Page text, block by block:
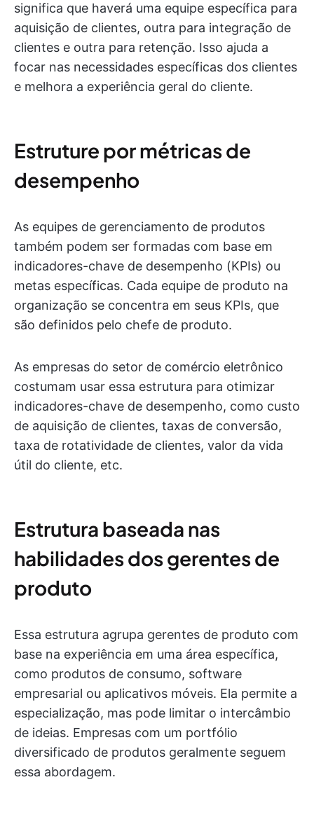
significa que haverá uma equipe específica para
aquisição de clientes, outra para integração de
clientes e outra para retenção. Isso ajuda a
focar nas necessidades específicas dos clientes
e melhora a experiência geral do cliente.
Estruture por métricas de
desempenho
As equipes de gerenciamento de produtos
também podem ser formadas com base em
indicadores-chave de desempenho (KPIs) ou
metas específicas. Cada equipe de produto na
organização se concentra em seus KPIs, que
são definidos pelo chefe de produto.
As empresas do setor de comércio eletrônico
costumam usar essa estrutura para otimizar
indicadores-chave de desempenho, como custo
de aquisição de clientes, taxas de conversão,
taxa de rotatividade de clientes, valor da vida
útil do cliente, etc.
Estrutura baseada nas
habilidades dos gerentes de
produto
Essa estrutura agrupa gerentes de produto com
base na experiência em uma área específica,
como produtos de consumo, software
empresarial ou aplicativos móveis. Ela permite a
especialização, mas pode limitar o intercâmbio
de ideias. Empresas com um portfólio
diversificado de produtos geralmente seguem
essa abordagem.